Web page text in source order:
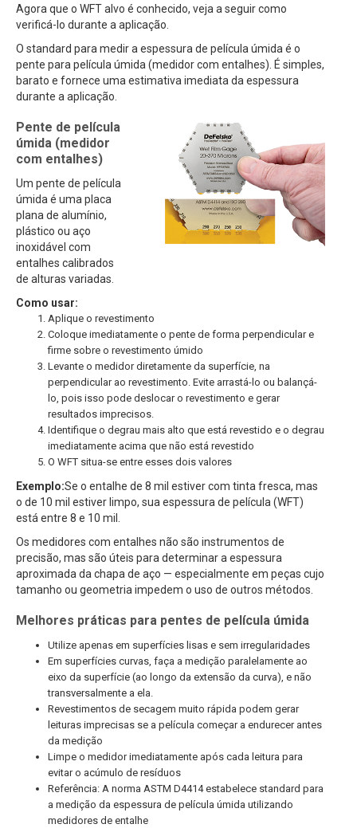
Agora que o WFT alvo é conhecido, veja a seguir como
verificá-lo durante a aplicação.
O standard para medir a espessura de película úmida é o
pente para película úmida (medidor com entalhes). É simples,
barato e fornece uma estimativa imediata da espessura
durante a aplicação.
Pente de película
úmida (medidor
com entalhes)
Um pente de película
úmida é uma placa
plana de alumínio,
plástico ou aço
inoxidável com
entalhes calibrados
de alturas variadas.
Como usar:
Aplique o revestimento
Coloque imediatamente o pente de forma perpendicular e
firme sobre o revestimento úmido
Levante o medidor diretamente da superfície, na
perpendicular ao revestimento. Evite arrastá-lo ou balançá-
lo, pois isso pode deslocar o revestimento e gerar
resultados imprecisos.
Identifique o degrau mais alto que está revestido e o degrau
imediatamente acima que não está revestido
O WFT situa-se entre esses dois valores
Exemplo:Se o entalhe de 8 mil estiver com tinta fresca, mas
o de 10 mil estiver limpo, sua espessura de película (WFT)
está entre 8 e 10 mil.
Os medidores com entalhes não são instrumentos de
precisão, mas são úteis para determinar a espessura
aproximada da chapa de aço — especialmente em peças cujo
tamanho ou geometria impedem o uso de outros métodos.
Melhores práticas para pentes de película úmida
Utilize apenas em superfícies lisas e sem irregularidades
Em superfícies curvas, faça a medição paralelamente ao
eixo da superfície (ao longo da extensão da curva), e não
transversalmente a ela.
Revestimentos de secagem muito rápida podem gerar
leituras imprecisas se a película começar a endurecer antes
da medição
Limpe o medidor imediatamente após cada leitura para
evitar o acúmulo de resíduos
Referência: A norma ASTM D4414 estabelece standard para
a medição da espessura de película úmida utilizando
medidores de entalhe